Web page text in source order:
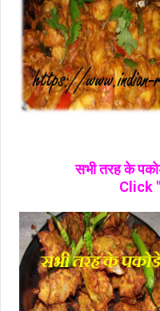
सभी तरह के
Click